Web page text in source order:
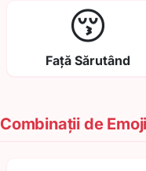
😚
Față Sărutând
Combinații de